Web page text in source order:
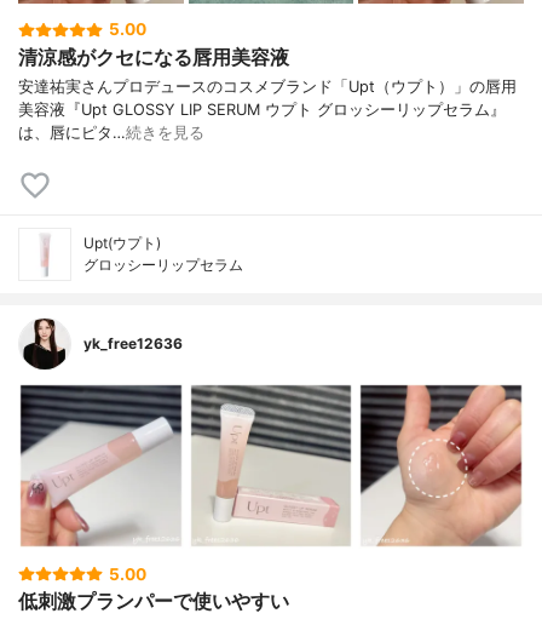
5.00
清涼感がクセになる唇用美容液
安達祐実さんプロデュースのコスメブランド「Upt（ウプト）」の唇用
美容液『Upt GLOSSY LIP SERUM ウプト グロッシーリップセラム』
は、唇にピタ…続きを見る
Upt(ウプト)
グロッシーリップセラム
yk_free12636
5.00
低刺激プランパーで使いやすい